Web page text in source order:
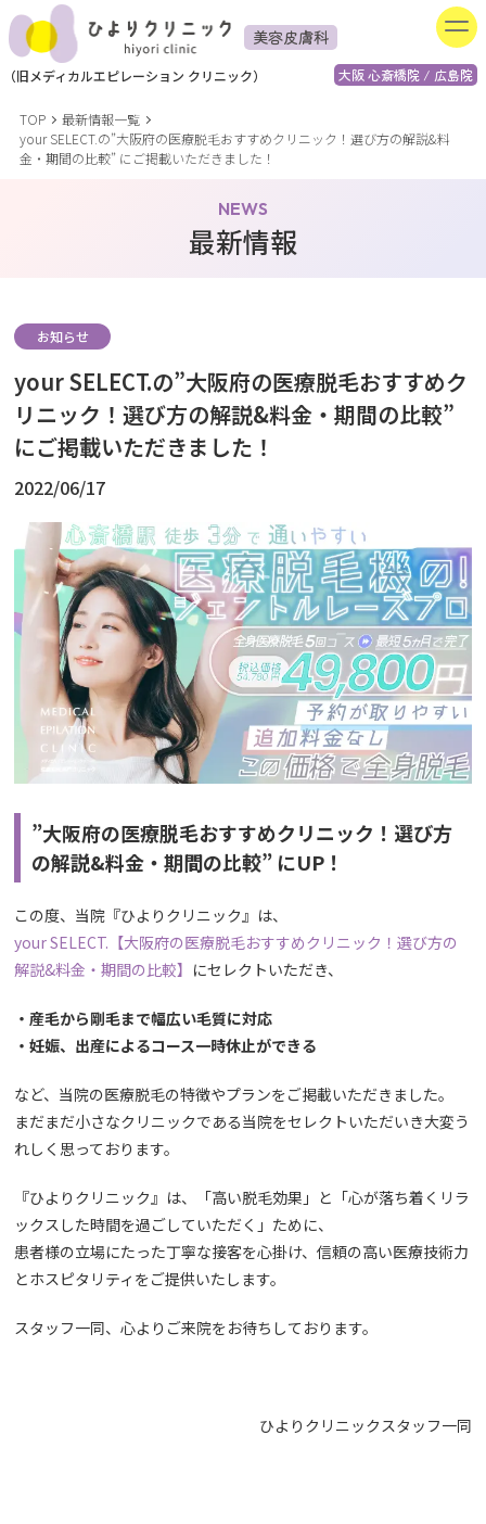
美容皮膚科
大阪 心斎橋院 / 広島院
（旧メディカルエピレーション クリニック）
TOP
最新情報一覧
your SELECT.の”大阪府の医療脱毛おすすめクリニック！選び方の解説&料
金・期間の比較” にご掲載いただきました！
NEWS
最新情報
お知らせ
your SELECT.の”大阪府の医療脱毛おすすめク
リニック！選び方の解説&料金・期間の比較”
にご掲載いただきました！
2022/06/17
”大阪府の医療脱毛おすすめクリニック！選び方
の解説&料金・期間の比較” にUP！
この度、当院『ひよりクリニック』は、
your SELECT.【大阪府の医療脱毛おすすめクリニック！選び方の
解説&料金・期間の比較】 にセレクトいただき、
・産毛から剛毛まで幅広い毛質に対応
・妊娠、出産によるコース一時休止ができる
など、当院の医療脱毛の特徴やプランをご掲載いただきました。
まだまだ小さなクリニックである当院をセレクトいただいき大変う
れしく思っております。
『ひよりクリニック』は、「高い脱毛効果」と「心が落ち着くリラ
ックスした時間を過ごしていただく」ために、
患者様の立場にたった丁寧な接客を心掛け、信頼の高い医療技術力
とホスピタリティ をご提供いたします。
スタッフ一同、心よりご来院をお待ちしております。
ひよりクリニックスタッフ一同